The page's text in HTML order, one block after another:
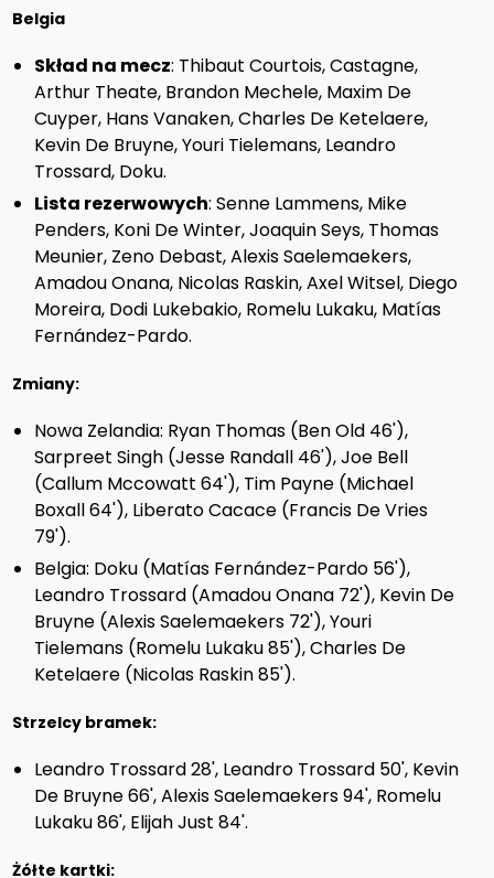
Belgia
Skład na mecz: Thibaut Courtois, Castagne,
Arthur Theate, Brandon Mechele, Maxim De
Cuyper, Hans Vanaken, Charles De Ketelaere,
Kevin De Bruyne, Youri Tielemans, Leandro
Trossard, Doku.
Lista rezerwowych: Senne Lammens, Mike
Penders, Koni De Winter, Joaquin Seys, Thomas
Meunier, Zeno Debast, Alexis Saelemaekers,
Amadou Onana, Nicolas Raskin, Axel Witsel, Diego
Moreira, Dodi Lukebakio, Romelu Lukaku, Matías
Fernández-Pardo.
Zmiany:
Nowa Zelandia: Ryan Thomas (Ben Old 46'),
Sarpreet Singh (Jesse Randall 46'), Joe Bell
(Callum Mccowatt 64'), Tim Payne (Michael
Boxall 64'), Liberato Cacace (Francis De Vries
79').
Belgia: Doku (Matías Fernández-Pardo 56'),
Leandro Trossard (Amadou Onana 72'), Kevin De
Bruyne (Alexis Saelemaekers 72'), Youri
Tielemans (Romelu Lukaku 85'), Charles De
Ketelaere (Nicolas Raskin 85').
Strzelcy bramek:
Leandro Trossard 28', Leandro Trossard 50', Kevin
De Bruyne 66', Alexis Saelemaekers 94', Romelu
Lukaku 86', Elijah Just 84'.
Żółte kartki: